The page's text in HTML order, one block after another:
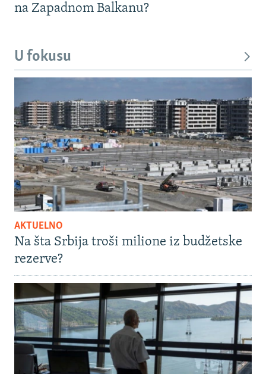
na Zapadnom Balkanu?
U fokusu
AKTUELNO
Na šta Srbija troši milione iz budžetske
rezerve?